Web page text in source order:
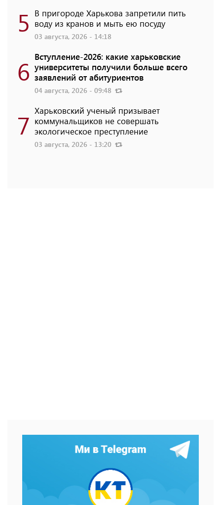
5 В пригороде Харькова запретили пить
воду из кранов и мыть ею посуду
03 августа, 2026 - 14:18
6 Вступление-2026: какие харьковские
университеты получили больше всего
заявлений от абитуриентов
04 августа, 2026 - 09:48
7 Харьковский ученый призывает
коммунальщиков не совершать
экологическое преступление
03 августа, 2026 - 13:20